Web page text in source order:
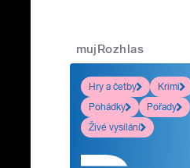
mujRozhlas
Hry a četby
Krimi
Pohádky
Pořady
Živé vysílání